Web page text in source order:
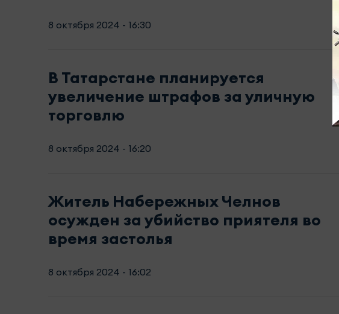
8 октября 2024 - 16:30
В Татарстане планируется
увеличение штрафов за уличную
торговлю
8 октября 2024 - 16:20
Житель Набережных Челнов
осужден за убийство приятеля во
время застолья
8 октября 2024 - 16:02